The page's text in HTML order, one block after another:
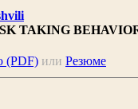
TAKING
(PDF) или Резюме